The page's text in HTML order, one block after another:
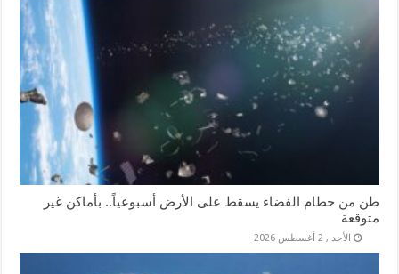
طن من حطام الفضاء يسقط على الأرض أسبوعياً.. بأماكن غير
متوقعة
الأحد , 2 أغسطس 2026